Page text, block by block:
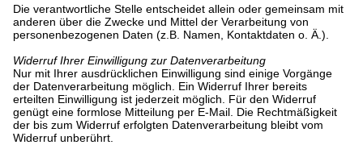
Die verantwortliche Stelle entscheidet allein oder gemeinsam mit
anderen über die Zwecke und Mittel der Verarbeitung von
personenbezogenen Daten (z.B. Namen, Kontaktdaten o. Ä.).
Widerruf Ihrer Einwilligung zur Datenverarbeitung
Nur mit Ihrer ausdrücklichen Einwilligung sind einige Vorgänge
der Datenverarbeitung möglich. Ein Widerruf Ihrer bereits
erteilten Einwilligung ist jederzeit möglich. Für den Widerruf
genügt eine formlose Mitteilung per E-Mail. Die Rechtmäßigkeit
der bis zum Widerruf erfolgten Datenverarbeitung bleibt vom
Widerruf unberührt.